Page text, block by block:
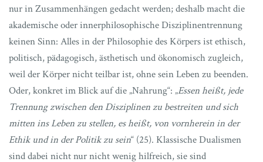
nur in Zusammenhängen gedacht werden; deshalb macht die
akademische oder innerphilosophische Disziplinentrennung
keinen Sinn: Alles in der Philosophie des Körpers ist ethisch,
politisch, pädagogisch, ästhetisch und ökonomisch zugleich,
weil der Körper nicht teilbar ist, ohne sein Leben zu beenden.
Oder, konkret im Blick auf die „Nahrung“: „Essen heißt, jede
Trennung zwischen den Disziplinen zu bestreiten und sich
mitten ins Leben zu stellen, es heißt, von vornherein in der
Ethik und in der Politik zu sein“ (25). Klassische Dualismen
sind dabei nicht nur nicht wenig hilfreich, sie sind